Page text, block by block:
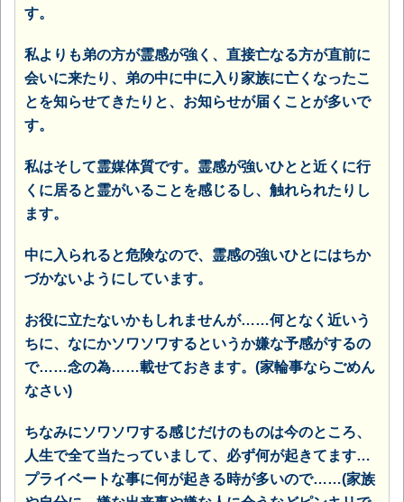
す。
私よりも弟の方が霊感が強く、直接亡なる方が直前に
会いに来たり、弟の中に中に入り家族に亡くなったこ
とを知らせてきたりと、お知らせが届くことが多いで
す。
私はそして霊媒体質です。霊感が強いひとと近くに行
くに居ると霊がいることを感じるし、触れられたりし
ます。
中に入られると危険なので、霊感の強いひとにはちか
づかないようにしています。
お役に立たないかもしれませんが……何となく近いう
ちに、なにかソワソワするというか嫌な予感がするの
で……念の為……載せておきます。(家輪事ならごめん
なさい)
ちなみにソワソワする感じだけのものは今のところ、
人生で全て当たっていまして、必ず何が起きてます…
プライベートな事に何が起きる時が多いので……(家族